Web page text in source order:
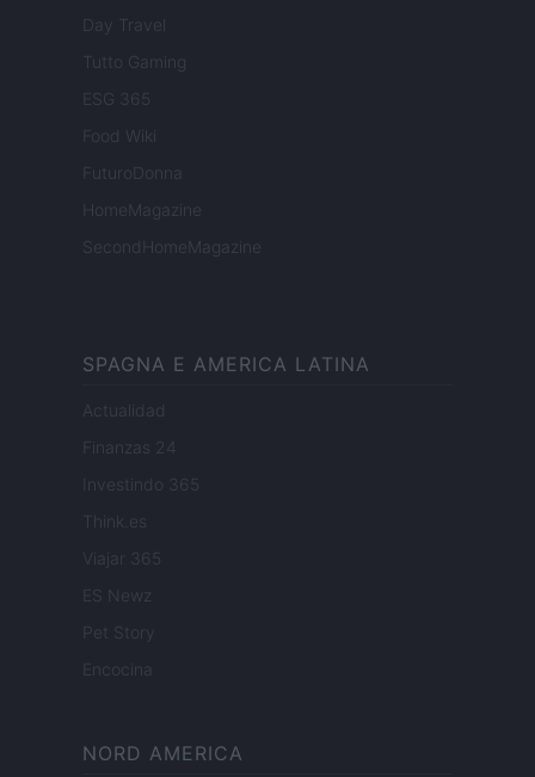
Day Travel
Tutto Gaming
ESG 365
Food Wiki
FuturoDonna
HomeMagazine
SecondHomeMagazine
SPAGNA E AMERICA LATINA
Actualidad
Finanzas 24
Investindo 365
Think.es
Viajar 365
ES Newz
Pet Story
Encocina
NORD AMERICA